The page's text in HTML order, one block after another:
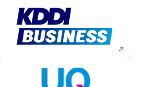
新規ウィンドウで開く